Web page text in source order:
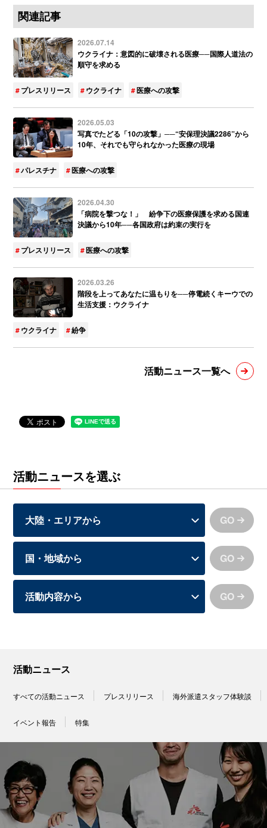
関連記事
2026.07.14
ウクライナ：意図的に破壊される医療──国際人道法の
順守を求める
プレスリリース ウクライナ 医療への攻撃
2026.05.03
写真でたどる「10の攻撃」──“安保理決議2286”から
10年、それでも守られなかった医療の現場
パレスチナ 医療への攻撃
2026.04.30
「病院を撃つな！」 紛争下の医療保護を求める国連
決議から10年──各国政府は約束の実行を
プレスリリース 医療への攻撃
2026.03.26
階段を上ってあなたに温もりを──停電続くキーウでの
生活支援：ウクライナ
ウクライナ 紛争
活動ニュース一覧へ
活動ニュースを選ぶ
GO
GO
GO
活動ニュース
すべての活動ニュース プレスリリース 海外派遣スタッフ体験談
イベント報告 特集